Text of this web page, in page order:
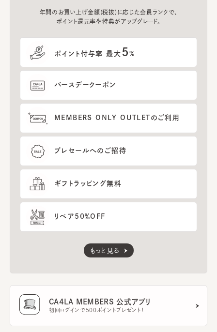
年間のお買い上げ金額(税抜)に応じた会員ランクで、
ポイント還元率や特典がアップグレード。
ポイント付与率 最大 5%
バースデークーポン
MEMBERS ONLY OUTLETのご利用
プレセールへのご招待
ギフトラッピング無料
リペア50％OFF
もっと見る
CA4LA MEMBERS 公式アプリ
初回ログインで500ポイントプレゼント！